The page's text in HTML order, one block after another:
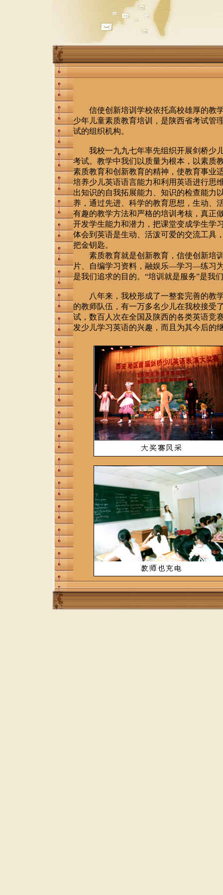
信使创新培训学校依托高校雄厚的教学
少年儿童素质教育培训，是陕西省考试管
试的组织机构。
我校一九九七年率先组织开展剑桥少
考试。教学中我们以质量为根本，以素质
素质教育和创新教育的精神，使教育事业
培养少儿英语语言能力和利用英语进行思
出知识的自我拓展能力、知识的检查能力
养，通过先进、科学的教育思想，生动、
有趣的教学方法和严格的培训考核，真正
开发学生能力和潜力，把课堂变成学生学
体会到英语是生动、活泼可爱的交流工具
把金钥匙。
素质教育就是创新教育，信使创新培训
片、自编学习资料，融娱乐—学习—练习
是我们追求的目的。“培训就是服务”是我
八年来，我校形成了一整套完善的教学
的教师队伍，有一万多名少儿在我校接受
试，数百人次在全国及陕西的各类英语竞
发少儿学习英语的兴趣，而且为其今后的